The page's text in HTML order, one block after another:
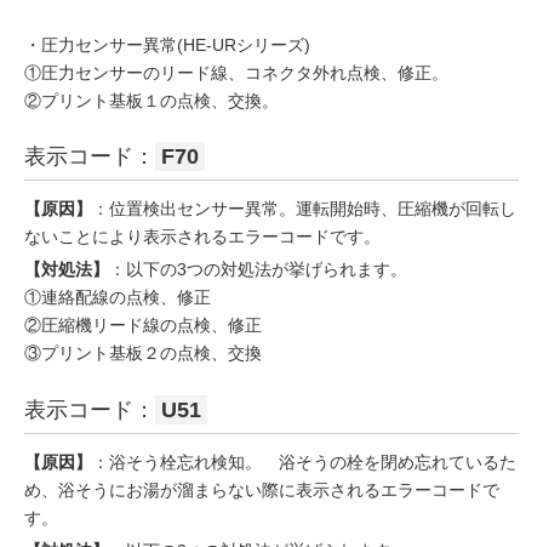
・圧力センサー異常(HE-URシリーズ)
①圧力センサーのリード線、コネクタ外れ点検、修正。
②プリント基板１の点検、交換。
表示コード： F70
【原因】
：位置検出センサー異常。運転開始時、圧縮機が回転し
ないことにより表示されるエラーコードです。
【対処法】
：以下の3つの対処法が挙げられます。
①連絡配線の点検、修正
②圧縮機リード線の点検、修正
③プリント基板２の点検、交換
表示コード： U51
【原因】
：浴そう栓忘れ検知。 浴そうの栓を閉め忘れているた
め、浴そうにお湯が溜まらない際に表示されるエラーコードで
す。